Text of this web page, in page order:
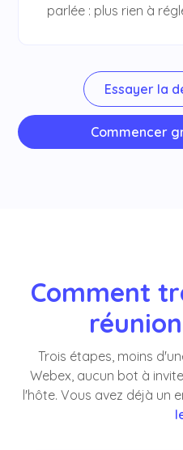
parlée : plus rien à
Essayer la
Commencer
Comment
Trois étapes, moins
Webex, aucun bot à
l'hôte. Vous avez déjà un